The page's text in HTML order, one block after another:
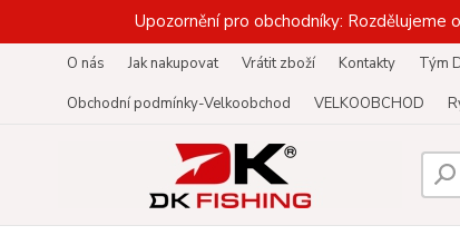
Upozornění pro obchodníky: Rozdělujeme
O nás Jak nakupovat Vrátit zboží Kontakty Tým
Obchodní podmínky-Velkoobchod
VELKOOBCHOD